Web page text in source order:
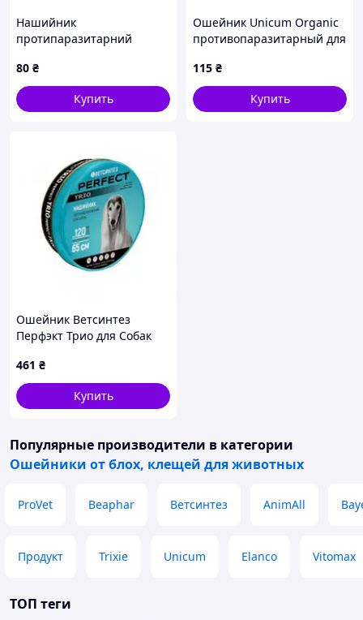
Нашийник
протипаразитарний
інсектоакарицидний
жовто-червоний 65см ТМ
Продукт
80 ₴
Купить
Ошейник Unicum Organic
противопаразитарный для
115 ₴
Купить
Ошейник Ветсинтез
Перфэкт Трио для Собак
461 ₴
Купить
Популярные производители в категории
Ошейники от блох, клещей для животных
ProVet Beaphar Ветсинтез AnimAll
Продукт Trixie Unicum Elanco Vitomax
ТОП теги